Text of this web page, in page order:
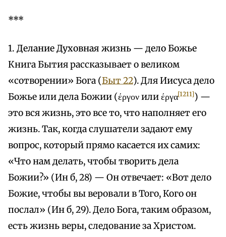
***
1. Делание Духовная жизнь — дело Божье
Книга Бытия рассказывает о великом
«сотворении» Бога (Быт 22). Для Иисуса дело
Божье или дела Божии (έργον или έργα[1211]) —
это вся жизнь, это все то, что наполняет его
жизнь. Так, когда слушатели задают ему
вопрос, который прямо касается их самих:
«Что нам делать, чтобы творить дела
Божии?» (Ин б, 28) — Он отвечает: «Вот дело
Божие, чтобы вы веровали в Того, Кого он
послал» (Ин б, 29). Дело Бога, таким образом,
есть жизнь веры, следование за Христом.